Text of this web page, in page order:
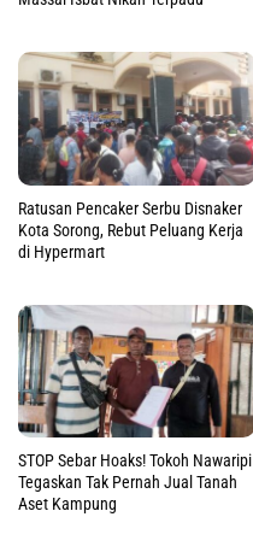
Ratusan Pencaker Serbu Disnaker
Kota Sorong, Rebut Peluang Kerja
di Hypermart
STOP Sebar Hoaks! Tokoh Nawaripi
Tegaskan Tak Pernah Jual Tanah
Aset Kampung